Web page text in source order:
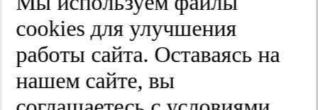
Александр Николаевич Чугунов
Член редакционного совета, проф., д.м.н., Российская
медицинская академия непрерывного профессионального
образования, Казанская государственная медицинская
академия (Россия)
РИНЦ AuthorID:783882
cооkies для улучшения
работы сайта. Оставаясь на
нашем сайте, вы